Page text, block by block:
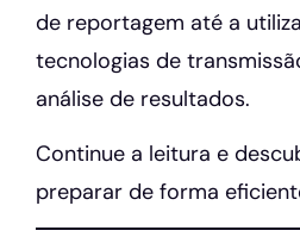
de reportagem até a
tecnologias de
análise de resultados.
Continue a leitura e
preparar de forma